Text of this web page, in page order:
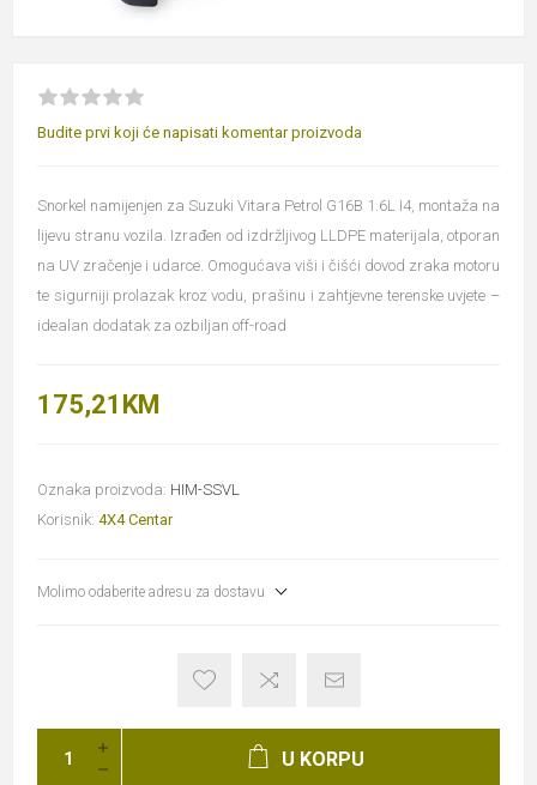
Budite prvi koji će napisati komentar proizvoda
Snorkel namijenjen za Suzuki Vitara Petrol G16B 1.6L I4, montaža na
lijevu stranu vozila. Izrađen od izdržljivog LLDPE materijala, otporan
na UV zračenje i udarce. Omogućava viši i čišći dovod zraka motoru
te sigurniji prolazak kroz vodu, prašinu i zahtjevne terenske uvjete –
idealan dodatak za ozbiljan off-road
175,21KM
Oznaka proizvoda: HIM-SSVL
Korisnik: 4X4 Centar
Molimo odaberite adresu za dostavu
U KORPU